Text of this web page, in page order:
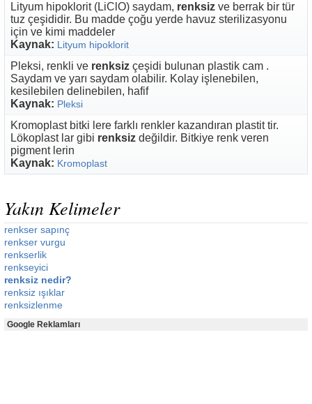
Lityum hipoklorit (LiClO) saydam, renksiz ve berrak bir tür
tuz çeşididir. Bu madde çoğu yerde havuz sterilizasyonu
için ve kimi maddeler
Kaynak: Lityum hipoklorit
Pleksi, renkli ve renksiz çeşidi bulunan plastik cam .
Saydam ve yarı saydam olabilir. Kolay işlenebilen,
kesilebilen delinebilen, hafif
Kaynak: Pleksi
Kromoplast bitki lere farklı renkler kazandıran plastit tir.
Lökoplast lar gibi renksiz değildir. Bitkiye renk veren
pigment lerin
Kaynak: Kromoplast
Yakın Kelimeler
renkser sapınç
renkser vurgu
renkserlik
renkseyici
renksiz nedir?
renksiz ışıklar
renksizlenme
Google Reklamları